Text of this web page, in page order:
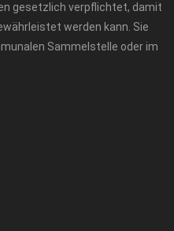
gesetzlich verpflichtet, damit
werden kann. Sie
Sammelstelle oder im